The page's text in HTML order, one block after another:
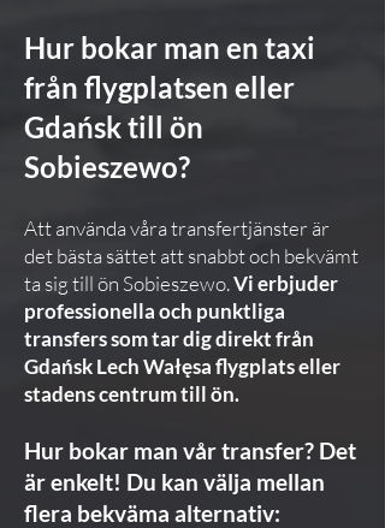
Hur bokar man en taxi
från flygplatsen eller
Gdańsk till ön
Sobieszewo?
Att använda våra transfertjänster är
det bästa sättet att snabbt och bekvämt
ta sig till ön Sobieszewo.Vi erbjuder
professionella och punktliga
transfers som tar dig direkt från
Gdańsk Lech Wałęsa flygplats eller
stadens centrum till ön.
Hur bokar man vår transfer? Det
är enkelt! Du kan välja mellan
flera bekväma alternativ: